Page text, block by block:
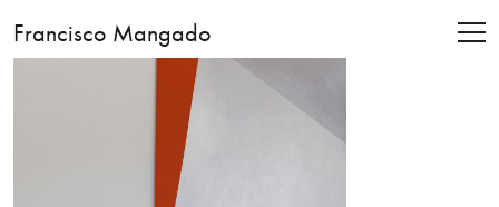
Francisco Mangado